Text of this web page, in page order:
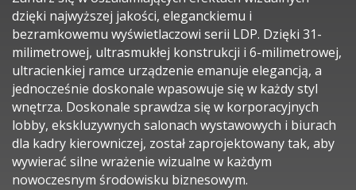
dzięki najwyższej jakości, eleganckiemu i
bezramkowemu wyświetlaczowi serii LDP. Dzięki 31-
milimetrowej, ultrasmukłej konstrukcji i 6-milimetrowej,
ultracienkiej ramce urządzenie emanuje elegancją, a
jednocześnie doskonale wpasowuje się w każdy styl
wnętrza. Doskonale sprawdza się w korporacyjnych
lobby, ekskluzywnych salonach wystawowych i biurach
dla kadry kierowniczej, został zaprojektowany tak, aby
wywierać silne wrażenie wizualne w każdym
nowoczesnym środowisku biznesowym.